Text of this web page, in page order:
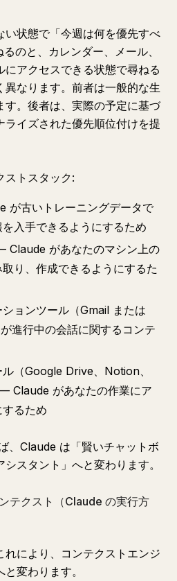
い状態で「今週は何を優先すべ
のと、カレンダー、メール、
にアクセスできる状態で尋ねる
異なります。前者は一般的な生
す。後者は、実際の予定に基づ
ライズされた優先順位付けを提
ストスタック:
が古いトレーニングデータで
入手できるようにするため
Claude があなたのマシン上の
り、作成できるようにするた
ョンツール（Gmail または
進行中の会話に関するコンテ
（Google Drive、Notion、
Claude があなたの作業にア
るため
、Claude は「賢いチャットボ
スタント」へと変わります。
テクスト（Claude の実行方
れにより、コンテクストエンジ
変わります。